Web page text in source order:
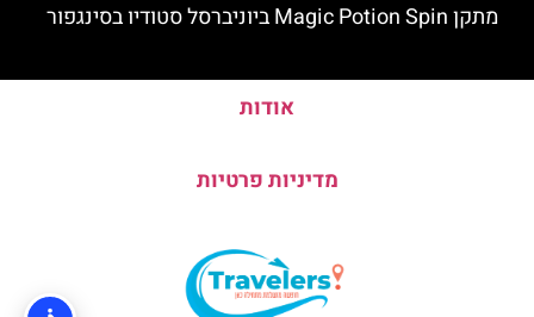
מתקן Magic Potion Spin ביוניברסל סטודיו בסינגפור
אודות
מדיניות פרטיות